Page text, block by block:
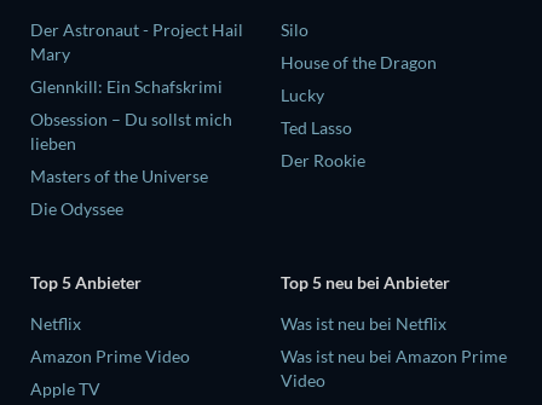
Der Astronaut - Project Hail
Mary
Glennkill: Ein Schafskrimi
Obsession – Du sollst mich
lieben
Masters of the Universe
Die Odyssee
Silo
House of the Dragon
Lucky
Ted Lasso
Der Rookie
Top 5 Anbieter
Netflix
Amazon Prime Video
Apple TV
Top 5 neu bei Anbieter
Was ist neu bei Netflix
Was ist neu bei Amazon Prime
Video